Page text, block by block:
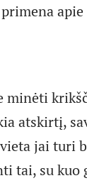
apie
minėti
atskirtį,
jai turi
tai, su